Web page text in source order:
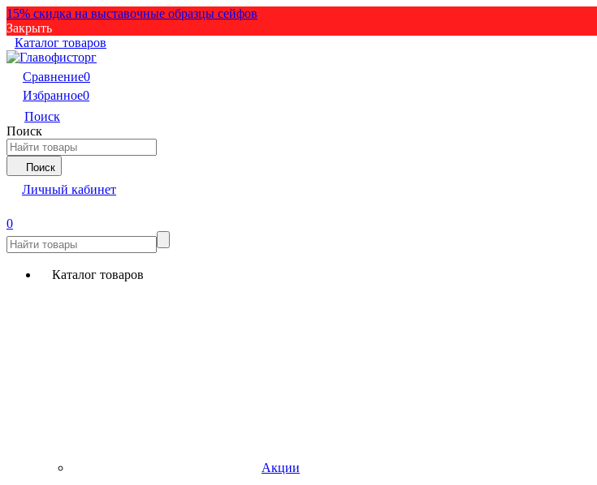
15% скидка на выставочные образцы сейфов
Закрыть
Каталог товаров
Сравнение0
Избранное0
Поиск
Поиск
Поиск
Личный кабинет
0
Каталог товаров
Акции